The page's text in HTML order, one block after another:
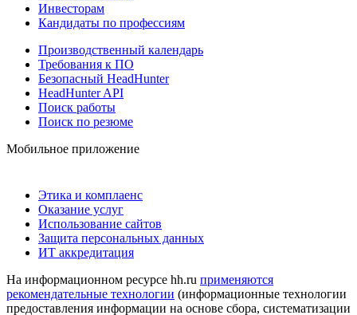
Инвесторам
Кандидаты по профессиям
Производственный календарь
Требования к ПО
Безопасный HeadHunter
HeadHunter API
Поиск работы
Поиск по резюме
Мобильное приложение
Этика и комплаенс
Оказание услуг
Использование сайтов
Защита персональных данных
ИТ аккредитация
На информационном ресурсе hh.ru применяются
рекомендательные технологии (информационные технологии
предоставления информации на основе сбора, систематизации